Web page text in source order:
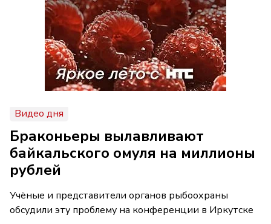
Видео дня
Браконьеры вылавливают
байкальского омуля на миллионы
рублей
Учёные и представители органов рыбоохраны
обсудили эту проблему на конференции в Иркутске